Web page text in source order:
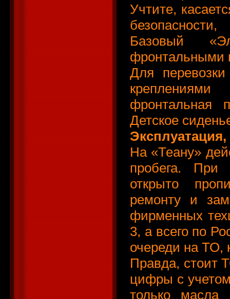
Учтите,
Базовый
фронтальными
Для
фронтальная
Детское
Эксплуатация,
На «Теану»
пробега. При
открыто
ремонту и
фирменных
3, а всего по
очереди на ТО,
Правда, стоит
цифры с
только